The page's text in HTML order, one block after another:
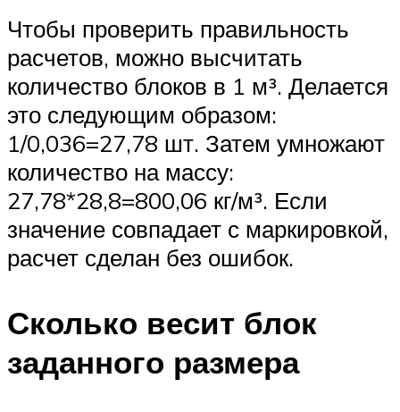
Чтобы проверить правильность
расчетов, можно высчитать
количество блоков в 1 м³. Делается
это следующим образом:
1/0,036=27,78 шт. Затем умножают
количество на массу:
27,78*28,8=800,06 кг/м³. Если
значение совпадает с маркировкой,
расчет сделан без ошибок.
Сколько весит блок
заданного размера